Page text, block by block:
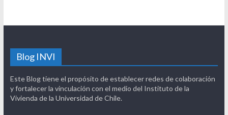
Blog INVI
Este Blog tiene el propósito de establecer redes de colaboración
y fortalecer la vinculación con el medio del Instituto de la
Vivienda de la Universidad de Chile.